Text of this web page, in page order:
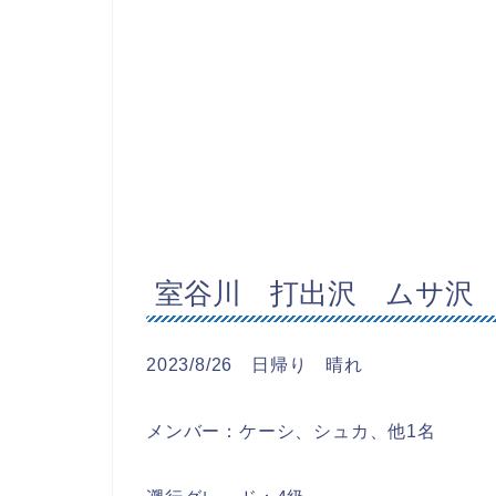
室谷川 打出沢 ムサ沢
2023/8/26 日帰り 晴れ
メンバー：ケーシ、シュカ、他1名